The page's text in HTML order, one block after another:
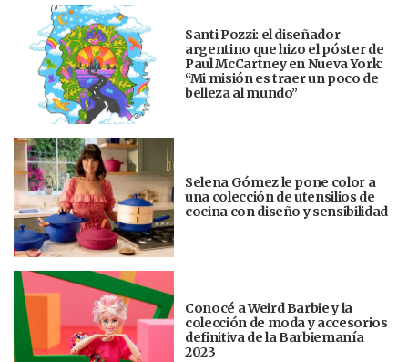
Santi Pozzi: el diseñador
argentino que hizo el póster de
Paul McCartney en Nueva York:
“Mi misión es traer un poco de
belleza al mundo”
Selena Gómez le pone color a
una colección de utensilios de
cocina con diseño y sensibilidad
Conocé a Weird Barbie y la
colección de moda y accesorios
definitiva de la Barbiemanía
2023